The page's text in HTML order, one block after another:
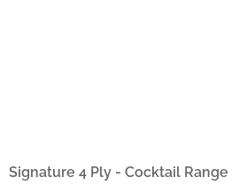
Signature 4 Ply - Cocktail Range